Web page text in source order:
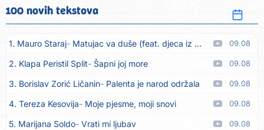
100 novih tekstova
1. Mauro Staraj Matujac va duše (feat. djeca iz Matulja) 09.08
2. Klapa Peristil Split Šapni joj more 09.08
3. Borislav Zorić Ličanin Palenta je narod održala 09.08
4. Tereza Kesovija Moje pjesme, moji snovi 09.08
5. Marijana Soldo Vrati mi ljubav 09.08